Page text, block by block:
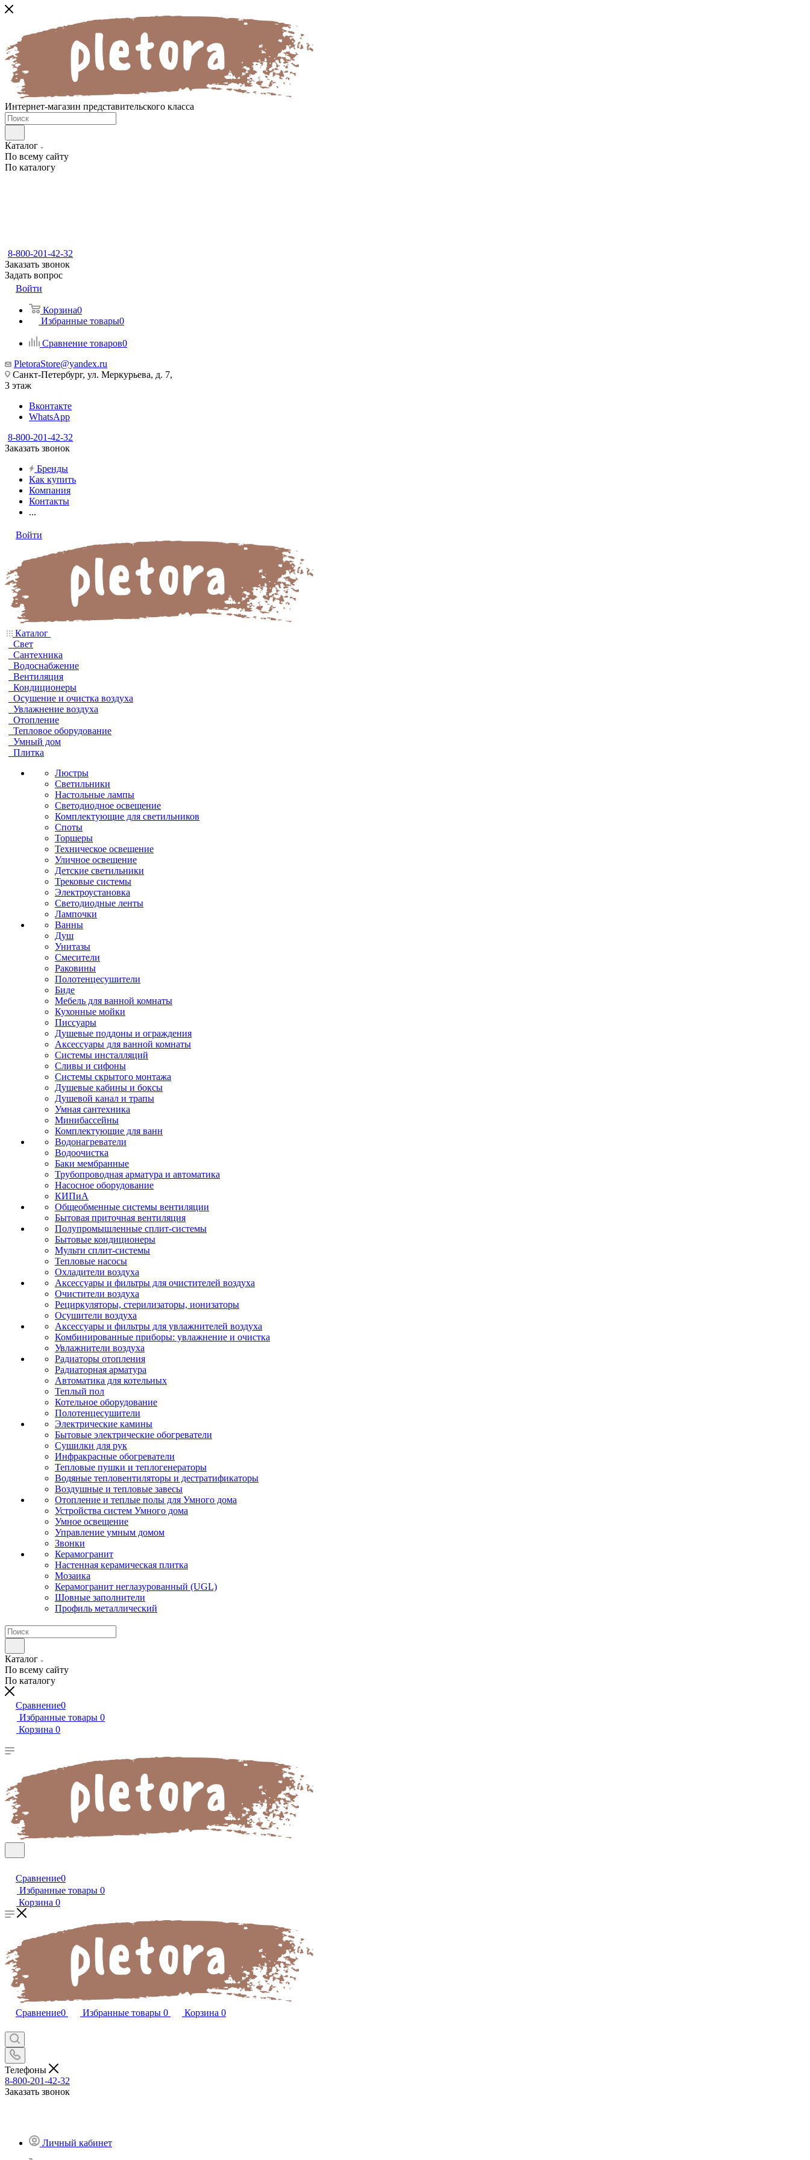
Интернет-магазин представительского класса
Каталог
По всему сайту
По каталогу
8-800-201-42-32
Заказать звонок
Задать вопрос
Войти
Корзина0
Избранные товары0
Сравнение товаров0
PletoraStore@yandex.ru
Санкт-Петербург, ул. Меркурьева, д. 7,
3 этаж
Вконтакте
WhatsApp
8-800-201-42-32
Заказать звонок
Бренды
Как купить
Компания
Контакты
...
Войти
Каталог
Свет
Сантехника
Водоснабжение
Вентиляция
Кондиционеры
Осушение и очистка воздуха
Увлажнение воздуха
Отопление
Тепловое оборудование
Умный дом
Плитка
Люстры
Светильники
Настольные лампы
Светодиодное освещение
Комплектующие для светильников
Споты
Торшеры
Техническое освещение
Уличное освещение
Детские светильники
Трековые системы
Электроустановка
Светодиодные ленты
Лампочки
Ванны
Душ
Унитазы
Смесители
Раковины
Полотенцесушители
Биде
Мебель для ванной комнаты
Кухонные мойки
Писсуары
Душевые поддоны и ограждения
Аксессуары для ванной комнаты
Системы инсталляций
Сливы и сифоны
Системы скрытого монтажа
Душевые кабины и боксы
Душевой канал и трапы
Умная сантехника
Минибассейны
Комплектующие для ванн
Водонагреватели
Водоочистка
Баки мембранные
Трубопроводная арматура и автоматика
Насосное оборудование
КИПиА
Общеобменные системы вентиляции
Бытовая приточная вентиляция
Полупромышленные сплит-системы
Бытовые кондиционеры
Мульти сплит-системы
Тепловые насосы
Охладители воздуха
Аксессуары и фильтры для очистителей воздуха
Очистители воздуха
Рециркуляторы, стерилизаторы, ионизаторы
Осушители воздуха
Аксессуары и фильтры для увлажнителей воздуха
Комбинированные приборы: увлажнение и очистка
Увлажнители воздуха
Радиаторы отопления
Радиаторная арматура
Автоматика для котельных
Теплый пол
Котельное оборудование
Полотенцесушители
Электрические камины
Бытовые электрические обогреватели
Сушилки для рук
Инфракрасные обогреватели
Тепловые пушки и теплогенераторы
Водяные тепловентиляторы и дестратификаторы
Воздушные и тепловые завесы
Отопление и теплые полы для Умного дома
Устройства систем Умного дома
Умное освещение
Управление умным домом
Звонки
Керамогранит
Настенная керамическая плитка
Мозаика
Керамогранит неглазурованный (UGL)
Шовные заполнители
Профиль металлический
Каталог
По всему сайту
По каталогу
Сравнение0
Избранные товары 0
Корзина 0
Сравнение0
Избранные товары 0
Корзина 0
Сравнение0 Избранные товары 0 Корзина 0
Телефоны
8-800-201-42-32
Заказать звонок
Личный кабинет